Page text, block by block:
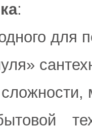
:
для